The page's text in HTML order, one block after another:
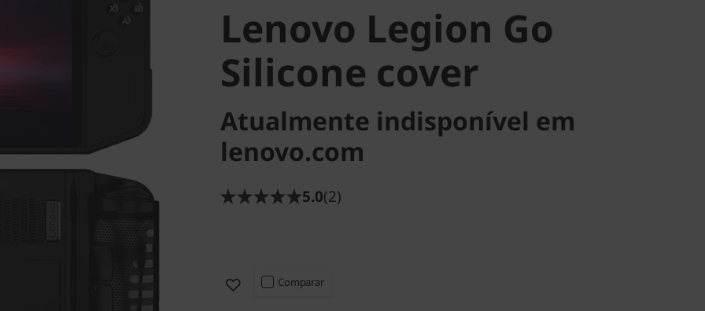
Lenovo Legion Go
Silicone cover
Atualmente indisponível em
lenovo.com
5.0(2)
Comparar